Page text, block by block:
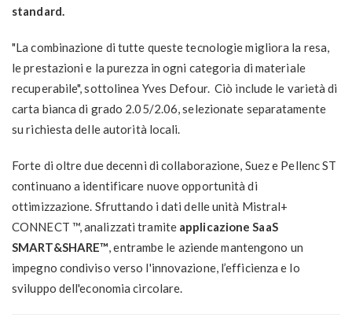
standard.
"La combinazione di tutte queste tecnologie migliora la resa,
le prestazioni e la purezza in ogni categoria di materiale
recuperabile", sottolinea Yves Defour. Ciò include le varietà di
carta bianca di grado 2.05/2.06, selezionate separatamente
su richiesta delle autorità locali.
Forte di oltre due decenni di collaborazione, Suez e Pellenc ST
continuano a identificare nuove opportunità di
ottimizzazione. Sfruttando i dati delle unità Mistral+
CONNECT ™, analizzati tramite applicazione SaaS
SMART&SHARE™, entrambe le aziende mantengono un
impegno condiviso verso l'innovazione, l’efficienza e lo
sviluppo dell'economia circolare.